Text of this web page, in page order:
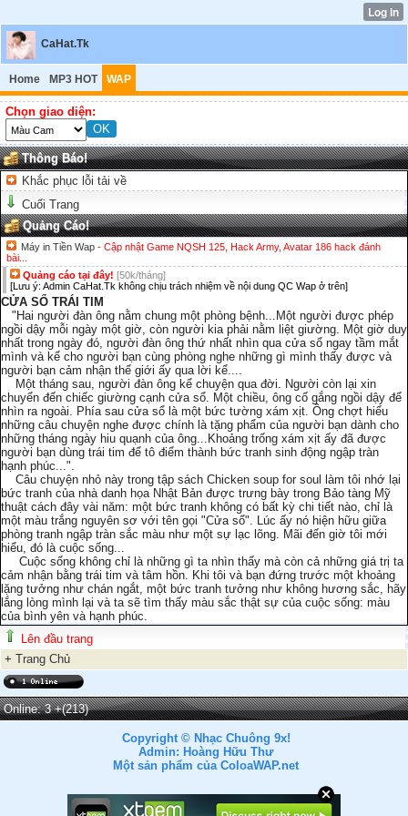
CaHat.Tk
Home MP3 HOT WAP
Chọn giao diện:
Thông Báo!
Khắc phục lỗi tải về
Cuối Trang
Quảng Cáo!
Máy in Tiền Wap - Cập nhật Game NQSH 125, Hack Army, Avatar 186 hack đánh
bài...
Quảng cáo tại đây! [50k/tháng]
[Lưu ý: Admin CaHat.Tk không chịu trách nhiệm về nội dung QC Wap ở trên]
CỬA SỔ TRÁI TIM
"Hai người đàn ông nằm chung một phòng bệnh...Một người được phép
ngồi dậy mỗi ngày một giờ, còn người kia phải nằm liệt giường. Một giờ duy
nhất trong ngày đó, người đàn ông thứ nhất nhìn qua cửa sổ ngay tầm mắt
mình và kể cho người bạn cùng phòng nghe những gì mình thấy được và
người bạn cảm nhận thế giới ấy qua lời kể....
Một tháng sau, người đàn ông kể chuyện qua đời. Người còn lại xin
chuyển đến chiếc giường cạnh cửa sổ. Một chiều, ông cố gắng ngồi dậy để
nhìn ra ngoài. Phía sau cửa sổ là một bức tường xám xịt. Ông chợt hiểu
những câu chuyện nghe được chính là tặng phẩm của người bạn dành cho
những tháng ngày hiu quạnh của ông...Khoảng trống xám xịt ấy đã được
người bạn dùng trái tim để tô điểm thành bức tranh sinh động ngập tràn
hạnh phúc...".
Câu chuyện nhỏ này trong tập sách Chicken soup for soul làm tôi nhớ lại
bức tranh của nhà danh họa Nhật Bản được trưng bày trong Bảo tàng Mỹ
thuật cách đây vài năm: một bức tranh không có bất kỳ chi tiết nào, chỉ là
một màu trắng nguyên sơ với tên gọi "Cửa sổ". Lúc ấy nó hiện hữu giữa
phòng tranh ngập tràn sắc màu như một sự lạc lõng. Mãi đến giờ tôi mới
hiểu, đó là cuộc sống...
Cuộc sống không chỉ là những gì ta nhìn thấy mà còn cả những giá trị ta
cảm nhận bằng trái tim và tâm hồn. Khi tôi và bạn đứng trước một khoảng
lặng tưởng như chán ngắt, một bức tranh tưởng như không hương sắc, hãy
lắng lòng mình lại và ta sẽ tìm thấy màu sắc thật sự của cuộc sống: màu
của bình yên và hạnh phúc.
Lên đầu trang
+ Trang Chủ
Online: 3+(213)
Copyright © Nhạc Chuông 9x!
Admin: Hoàng Hữu Thư
Một sản phẩm của ColoaWAP.net